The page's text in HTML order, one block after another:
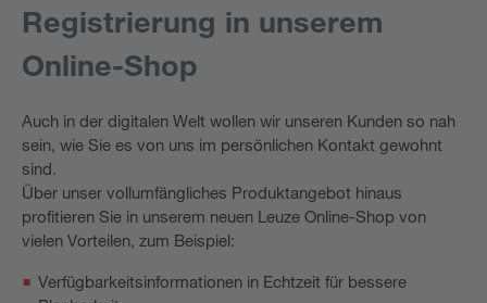
Registrierung in unserem
Online-Shop
Auch in der digitalen Welt wollen wir unseren Kunden so nah
sein, wie Sie es von uns im persönlichen Kontakt gewohnt
sind.
Über unser vollumfängliches Produktangebot hinaus
profitieren Sie in unserem neuen Leuze Online-Shop von
vielen Vorteilen, zum Beispiel:
Verfügbarkeitsinformationen in Echtzeit für bessere